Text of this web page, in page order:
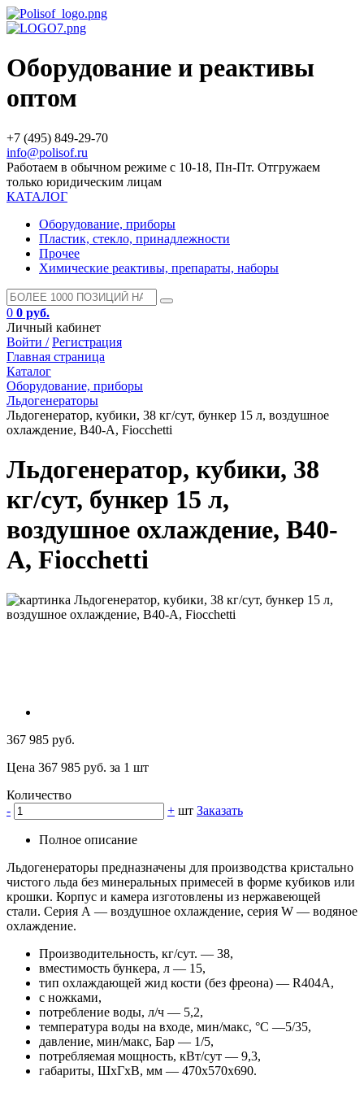
Оборудование и реактивы
оптом
+7 (495) 849-29-70
info@polisof.ru
Работаем в обычном режиме с 10-18, Пн-Пт. Отгружаем
только юридическим лицам
КАТАЛОГ
Оборудование, приборы
Пластик, стекло, принадлежности
Прочее
Химические реактивы, препараты, наборы
0 0 руб.
Личный кабинет
Войти / Регистрация
Главная страница
Каталог
Оборудование, приборы
Льдогенераторы
Льдогенератор, кубики, 38 кг/сут, бункер 15 л, воздушное
охлаждение, B40-A, Fiocchetti
Льдогенератор, кубики, 38
кг/сут, бункер 15 л,
воздушное охлаждение, B40-
A, Fiocchetti
367 985 руб.
Цена 367 985 руб. за 1 шт
Количество
-
+ шт Заказать
Полное описание
Льдогенераторы предназначены для производства кристально
чистого льда без минеральных примесей в форме кубиков или
крошки. Корпус и камера изготовлены из нержавеющей
стали. Серия А — воздушное охлаждение, серия W — водяное
охлаждение.
Производительность, кг/сут. — 38,
вместимость бункера, л — 15,
тип охлаждающей жид кости (без фреона) — R404A,
с ножками,
потребление воды, л/ч — 5,2,
температура воды на входе, мин/макс, °С —5/35,
давление, мин/макс, Бар — 1/5,
потребляемая мощность, кВт/сут — 9,3,
габариты, ШхГхВ, мм — 470х570х690.